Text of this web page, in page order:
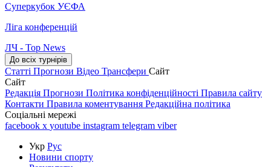
Суперкубок УЄФА
Ліга конференцій
ЛЧ - Top News
До всіх турнірів
Статті Прогнози Відео Трансфери Сайт
Сайт
Редакція Прогнози Політика конфіденційності Правила сайту
Контакти Правила коментування Редакційна політика
Соціальні мережі
facebook x youtube instagram telegram viber
Укр Рус
Новини спорту